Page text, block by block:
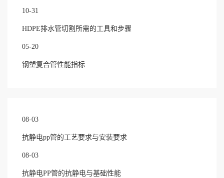
10-31
HDPE排水管切割所需的工具和步骤
05-20
钢塑复合管性能指标
08-03
抗静电pp管的工艺要求与安装要求
08-03
抗静电PP管的抗静电与基础性能